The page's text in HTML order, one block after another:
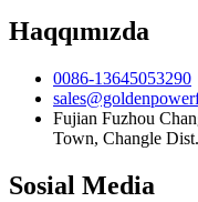
Haqqımızda
0086-13645053290
Fujian Fuzhou
Town, Changle Dist.
Sosial Media